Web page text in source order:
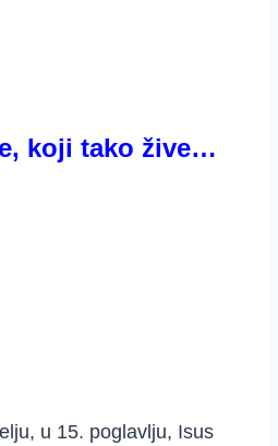
koji tako žive…
u 15. poglavlju, Isus